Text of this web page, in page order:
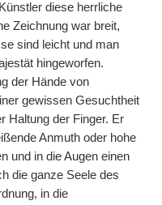
diese herrliche
Zeichnung war breit,
sind leicht und man
hingeworfen.
der Hände von
gewissen Gesuchtheit
Haltung der Finger. Er
Anmuth oder hohe
und in die Augen einen
die ganze Seele des
in die